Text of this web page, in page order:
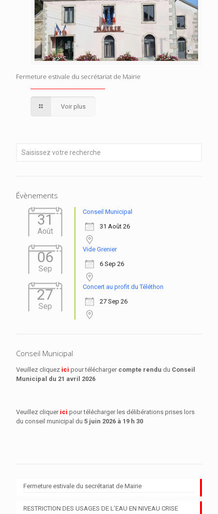
Fermeture estivale du secrétariat de Mairie
Voir plus
Évènements
31
Août
Conseil Municipal
31 Août 26
06
Sep
Vide Grenier
6 Sep 26
27
Sep
Concert au profit du Téléthon
27 Sep 26
Conseil Municipal
Veuillez cliquez ici pour télécharger compte rendu du Conseil
Municipal du 21 avril 2026
Veuillez cliquer ici pour télécharger les délibérations prises lors
du conseil municipal du 5 juin 2026 à 19 h 30
Fermeture estivale du secrétariat de Mairie
RESTRICTION DES USAGES DE L’EAU EN NIVEAU CRISE